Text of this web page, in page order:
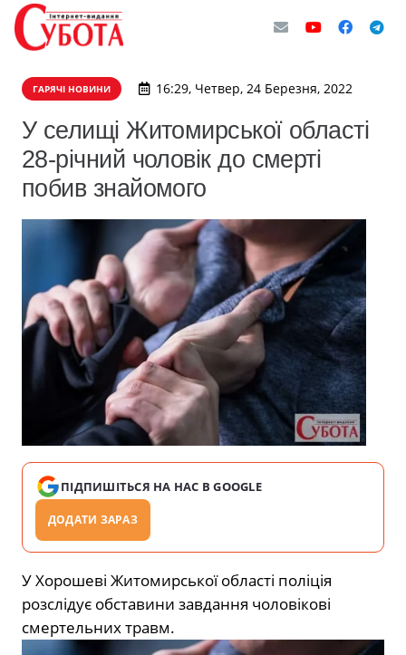
ГАРЯЧІ НОВИНИ 16:29, Четвер, 24 Березня, 2022
​У селищі Житомирської області
28-річний чоловік до смерті
побив знайомого
ПІДПИШІТЬСЯ НА НАС В GOOGLE
ДОДАТИ ЗАРАЗ
У Хорошеві Житомирської області поліція
розслідує обставини завдання чоловікові
смертельних травм.